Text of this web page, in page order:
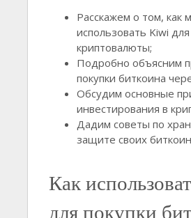
Расскажем о том, как
использовать Kiwi для
криптовалюты;
Подробно объясним
покупки биткоина
Обсудим основные
инвестирования в
Дадим советы по
защите своих
Как
для покупки